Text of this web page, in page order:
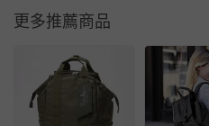
更多推薦商品